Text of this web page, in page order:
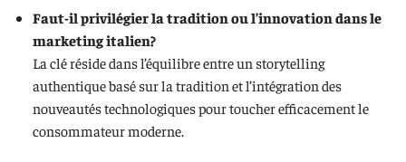
Faut-il privilégier la tradition ou l’innovation dans le
marketing italien?
La clé réside dans l’équilibre entre un storytelling
authentique basé sur la tradition et l’intégration des
nouveautés technologiques pour toucher efficacement le
consommateur moderne.